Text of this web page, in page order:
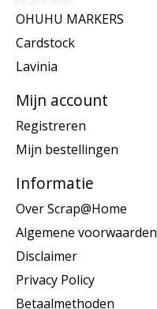
OHUHU MARKERS
Cardstock
Lavinia
Mijn account
Registreren
Mijn bestellingen
Informatie
Over Scrap@Home
Algemene voorwaarden
Disclaimer
Privacy Policy
Betaalmethoden